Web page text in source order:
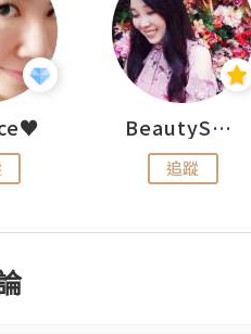
BeautySearch
追蹤